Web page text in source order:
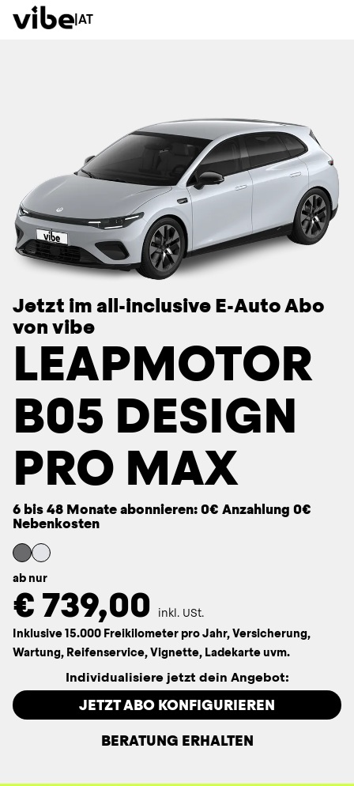
| AT
Jetzt im all-inclusive E-Auto Abo
von vibe
LEAPMOTOR
B05 DESIGN
PRO MAX
6 bis 48 Monate abonnieren: 0€ Anzahlung 0€
Nebenkosten
ab nur
€ 739,00
inkl. USt.
Inklusive 15.000 Freikilometer pro Jahr, Versicherung,
Wartung, Reifenservice, Vignette, Ladekarte uvm.
Individualisiere jetzt dein Angebot:
JETZT ABO KONFIGURIEREN
BERATUNG ERHALTEN